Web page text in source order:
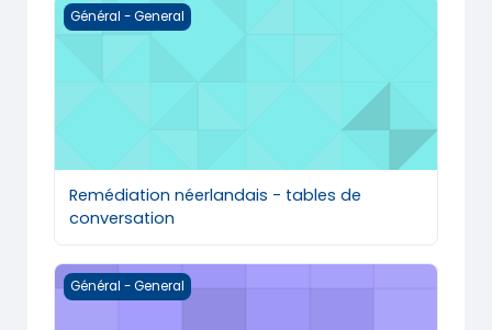
Remédiation néerlandais - tables de conversation
Général - General
Remédiation néerlandais - tables de
conversation
Infos UFR Finances-Comptabilité
Général - General